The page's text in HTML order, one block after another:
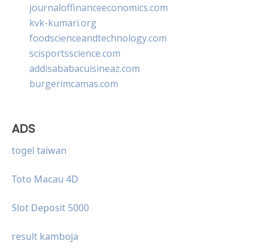
journaloffinanceeconomics.com
kvk-kumari.org
foodscienceandtechnology.com
scisportsscience.com
addisababacuisineaz.com
burgerimcamas.com
ADS
togel taiwan
Toto Macau 4D
Slot Deposit 5000
result kamboja